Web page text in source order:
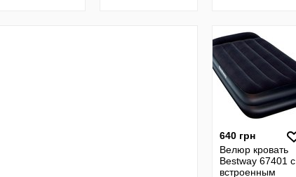
640 грн
Велюр кровать
Bestway 67401 с
встроенным